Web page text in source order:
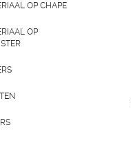
OP CHAPE
OP